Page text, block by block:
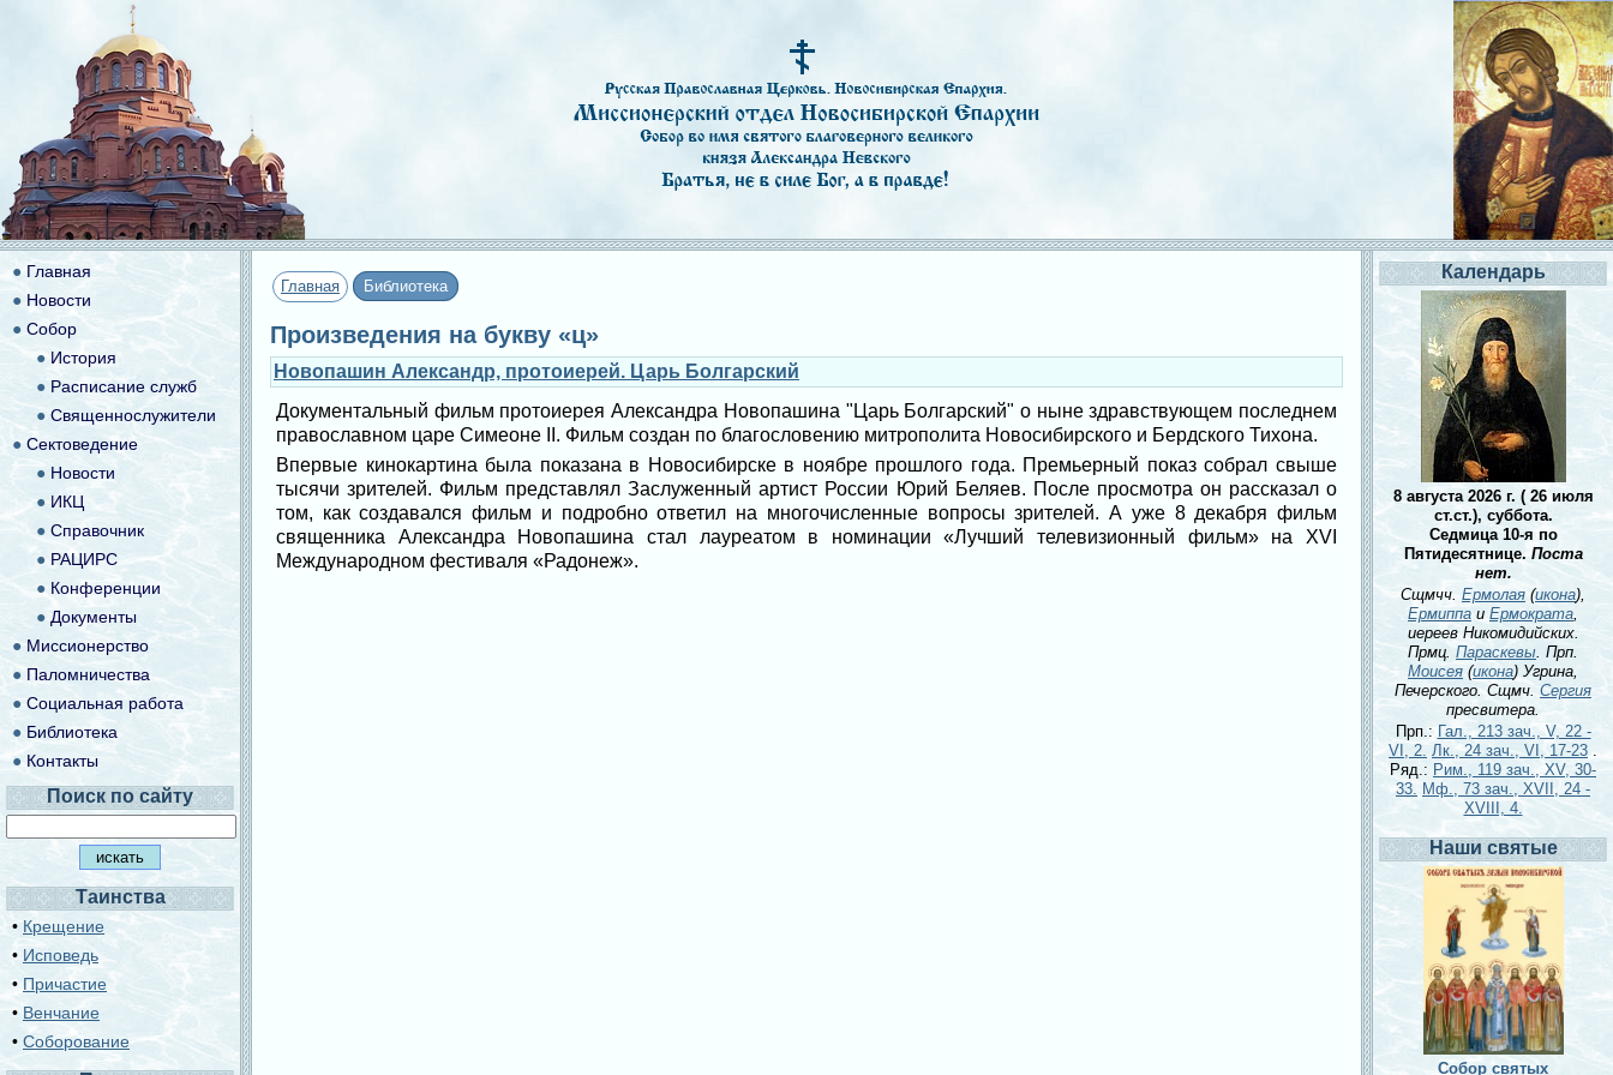
Главная Библиотека
Произведения на букву «ц»
Новопашин Александр, протоиерей. Царь Болгарский
Документальный фильм протоиерея Александра Новопашина "Царь Болгарский" о ныне здравствующем последнем
православном царе Симеоне II. Фильм создан по благословению митрополита Новосибирского и Бердского Тихона.
Впервые кинокартина была показана в Новосибирске в ноябре прошлого года. Премьерный показ собрал свыше
тысячи зрителей. Фильм представлял Заслуженный артист России Юрий Беляев. После просмотра он рассказал о
том, как создавался фильм и подробно ответил на многочисленные вопросы зрителей. А уже 8 декабря фильм
священника Александра Новопашина стал лауреатом в номинации «Лучший телевизионный фильм» на XVI
Международном фестиваля «Радонеж».
● Главная
● Новости
● Собор
● История
● Расписание служб
● Священнослужители
● Сектоведение
● Новости
●ИКЦ
● Справочник
● РАЦИРС
● Конференции
● Документы
●Миссионерство
● Паломничества
●Социальная работа
● Библиотека
● Контакты
Поиск по сайту
Таинства
• Крещение
• Исповедь
• Причастие
• Венчание
• Соборование
Календарь
8 августа 2026 г. ( 26 июля
ст.ст.), суббота.
Седмица 10-я по
Пятидесятнице. Поста
нет.
Сщмчч. Ермолая (икона),
Ермиппа и Ермократа,
иереев Никомидийских.
Прмц.Параскевы. Прп.
Моисея (икона) Угрина,
Печерского. Сщмч. Сергия
пресвитера.
Прп.: Гал., 213 зач., V, 22 -
VI, 2. Лк., 24 зач., VI, 17-23 .
Ряд.: Рим., 119 зач., XV, 30-
33. Мф., 73 зач., XVII, 24 -
XVIII, 4.
Наши святые
Собор святых